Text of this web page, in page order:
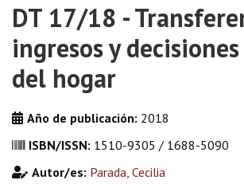
DT 17/18 -
ingresos y
del hogar
Año de publicación: 2018
ISBN/ISSN: 1510-9305 / 1688-5090
Autor/es: Parada, Cecilia